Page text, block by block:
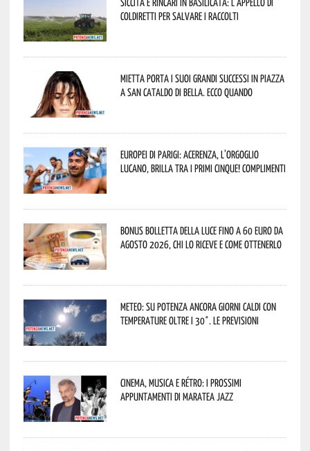
Coldiretti per salvare i raccolti
Mietta porta i suoi grandi successi in piazza
a San Cataldo di Bella. Ecco quando
Europei di Parigi: Acerenza, l’orgoglio
lucano, brilla tra i primi cinque! Complimenti
Bonus bolletta della luce fino a 60 euro da
agosto 2026, chi lo riceve e come ottenerlo
Meteo: su Potenza ancora giorni caldi con
temperature oltre i 30°. Le previsioni
Cinema, musica e rétro: i prossimi
appuntamenti di Maratea Jazz